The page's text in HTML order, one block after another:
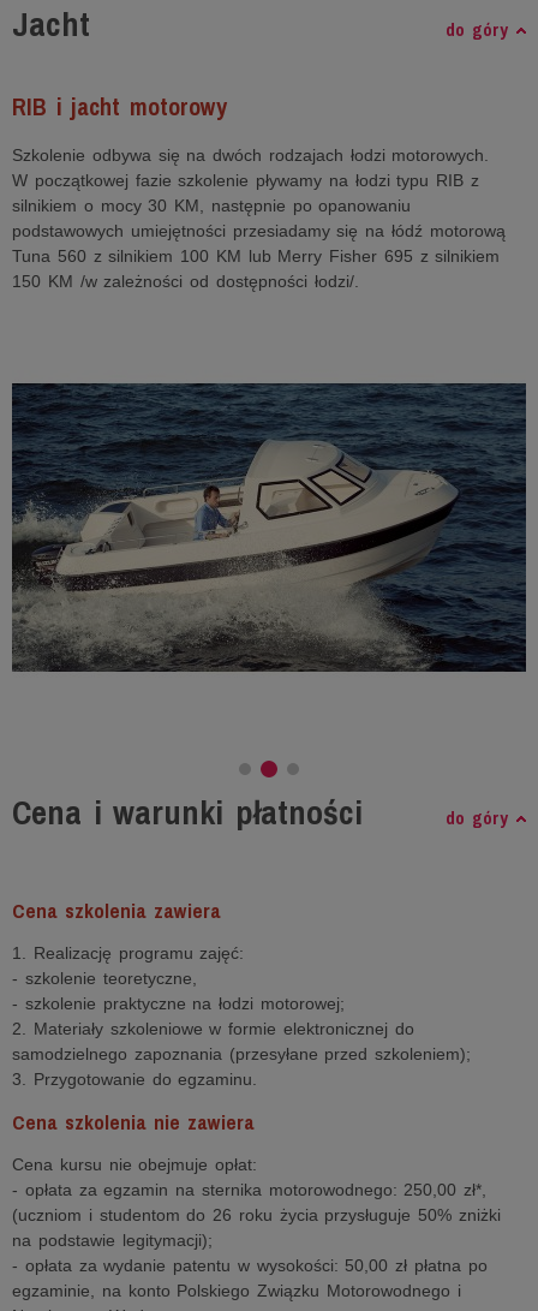
Jacht do góry
RIB i jacht motorowy
Szkolenie odbywa się na dwóch rodzajach łodzi motorowych.
W początkowej fazie szkolenie pływamy na łodzi typu RIB z
silnikiem o mocy 30 KM, następnie po opanowaniu
podstawowych umiejętności przesiadamy się na łódź motorową
Tuna 560 z silnikiem 100 KM lub Merry Fisher 695 z silnikiem
150 KM /w zależności od dostępności łodzi/.
Cena i warunki płatności do góry
Cena szkolenia zawiera
1. Realizację programu zajęć:
- szkolenie teoretyczne,
- szkolenie praktyczne na łodzi motorowej;
2. Materiały szkoleniowe w formie elektronicznej do
samodzielnego zapoznania (przesyłane przed szkoleniem);
3. Przygotowanie do egzaminu.
Cena szkolenia nie zawiera
Cena kursu nie obejmuje opłat:
- opłata za egzamin na sternika motorowodnego: 250,00 zł*,
(uczniom i studentom do 26 roku życia przysługuje 50% zniżki
na podstawie legitymacji);
- opłata za wydanie patentu w wysokości: 50,00 zł płatna po
egzaminie, na konto Polskiego Związku Motorowodnego i